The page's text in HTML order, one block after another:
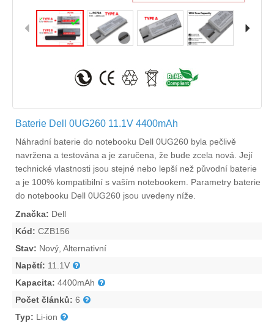
Baterie Dell 0UG260 11.1V 4400mAh
Náhradní baterie do notebooku Dell 0UG260 byla pečlivě
navržena a testována a je zaručena, že bude zcela nová. Její
technické vlastnosti jsou stejné nebo lepší než původní baterie
a je 100% kompatibilní s vaším notebookem. Parametry baterie
do notebooku Dell 0UG260 jsou uvedeny níže.
Značka: Dell
Kód: CZB156
Stav: Nový, Alternativní
Napětí: 11.1V
Kapacita: 4400mAh
Počet článků: 6
Typ: Li-ion